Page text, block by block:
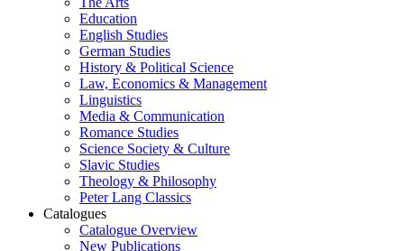
Education
English Studies
German Studies
History & Political Science
Law, Economics & Management
Linguistics
Media & Communication
Romance Studies
Science Society & Culture
Slavic Studies
Theology & Philosophy
Peter Lang Classics
Catalogues
Catalogue Overview
New Publications